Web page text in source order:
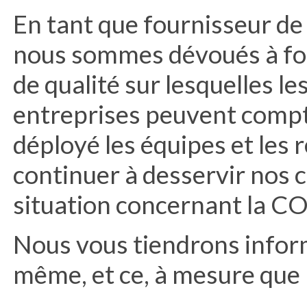
En tant que fournisseur
nous sommes dévoués à
de qualité sur lesquelles
entreprises peuvent
déployé les équipes et les
continuer à desservir nos
situation concernant la
Nous vous tiendrons
même, et ce, à mesure